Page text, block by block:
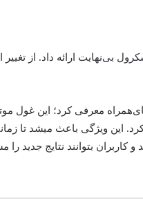
معرفی کرد؛ این غول
هم معرفی کرد. این ویژگی باعث میشد تا
بتوانند نتایج جدید را